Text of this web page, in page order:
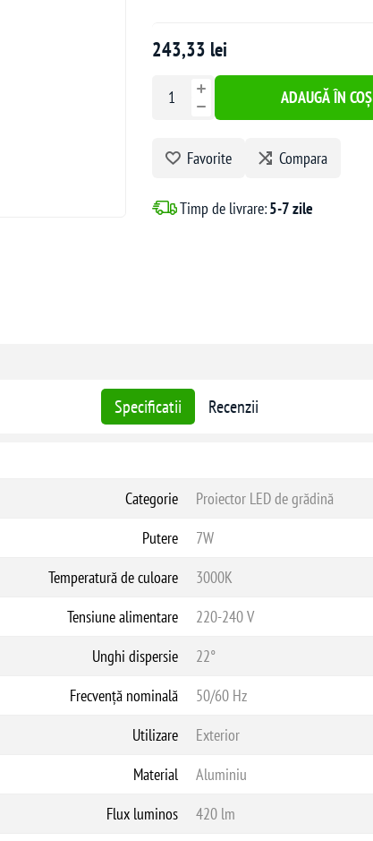
243,33 lei
ADAUGĂ ÎN COȘ
Favorite Compara
Timp de livrare:5-7 zile
Specificatii Recenzii
Categorie
Proiector LED de grădină
Putere
7W
Temperatură de culoare
3000K
Tensiune alimentare
220-240 V
Unghi dispersie
22°
Frecvență nominală
50/60 Hz
Utilizare
Exterior
Material
Aluminiu
Flux luminos
420 lm